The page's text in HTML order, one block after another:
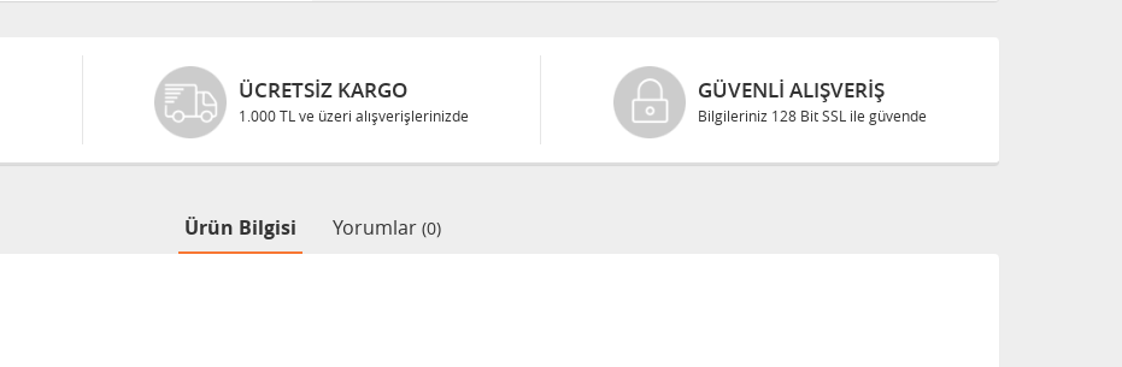
ÜCRETSIZ KARGO
1.000 TL ve üzeri alışverişlerinizde
GÜVENLI ALIŞVERIŞ
Bilgileriniz 128 Bit SSL ile güvende
Ürün Bilgisi Yorumlar (0)